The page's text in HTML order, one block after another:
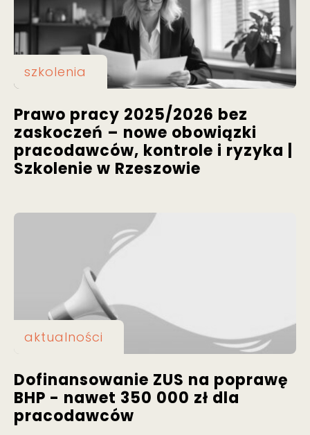
szkolenia
Prawo pracy 2025/2026 bez
zaskoczeń – nowe obowiązki
pracodawców, kontrole i ryzyka |
Szkolenie w Rzeszowie
aktualności
Dofinansowanie ZUS na poprawę
BHP - nawet 350 000 zł dla
pracodawców